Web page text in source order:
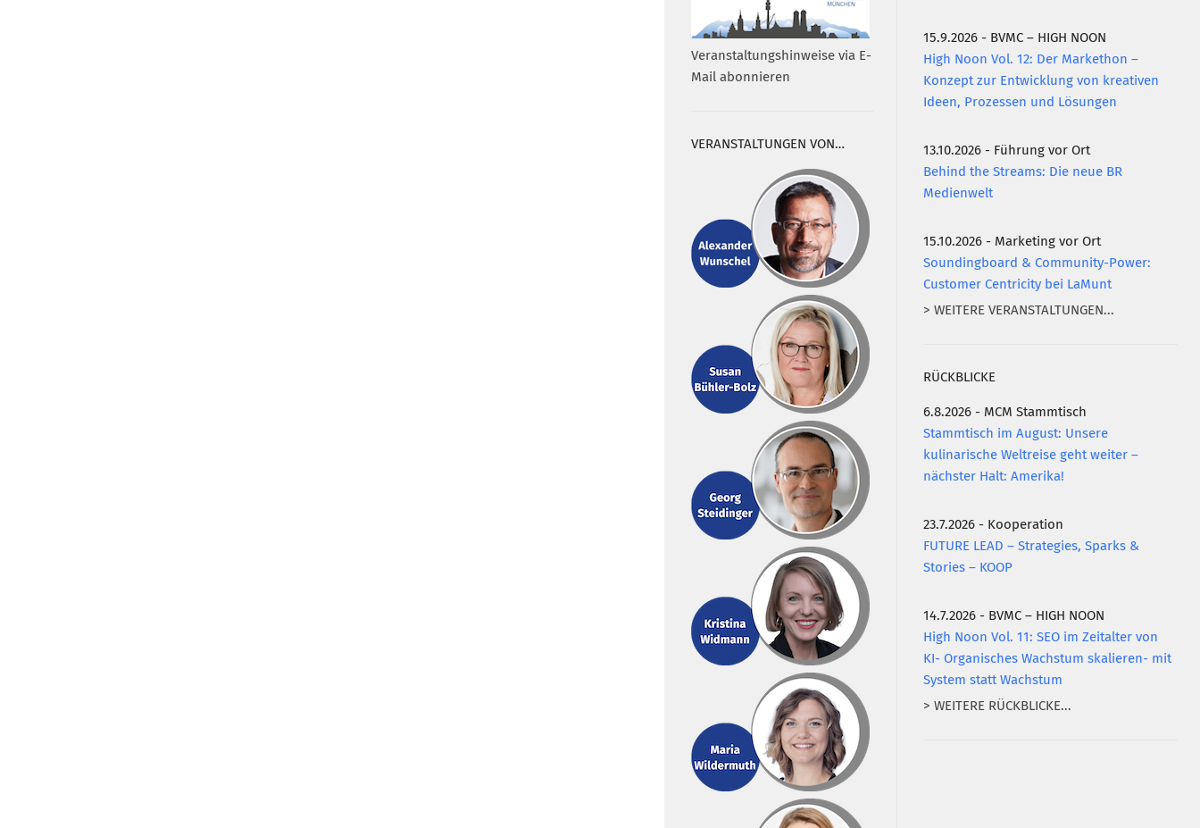
15.9.2026 - BVMC – HIGH NOON
High Noon Vol. 12: Der Markethon –
Konzept zur Entwicklung von kreativen
Ideen, Prozessen und Lösungen
13.10.2026 - Führung vor Ort
Behind the Streams: Die neue BR
Medienwelt
15.10.2026 - Marketing vor Ort
Soundingboard & Community-Power:
Customer Centricity bei LaMunt
> WEITERE VERANSTALTUNGEN...
RÜCKBLICKE
6.8.2026 - MCM Stammtisch
Stammtisch im August: Unsere
kulinarische Weltreise geht weiter –
nächster Halt: Amerika!
23.7.2026 - Kooperation
FUTURE LEAD – Strategies, Sparks &
Stories – KOOP
14.7.2026 - BVMC – HIGH NOON
High Noon Vol. 11: SEO im Zeitalter von
KI- Organisches Wachstum skalieren- mit
System statt Wachstum
> WEITERE RÜCKBLICKE...
Veranstaltungshinweise via E-
Mail abonnieren
VERANSTALTUNGEN VON…